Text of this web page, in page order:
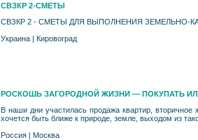
СВЗКР 2-СМЕТЫ
CВЗКР 2 - СМЕТЫ ДЛЯ ВЫПОЛНЕНИЯ ЗЕМЕЛЬНО-
Украина | Кировоград
РОСКОШЬ ЗАГОРОДНОЙ ЖИЗНИ — ПОКУПАТЬ
В наши дни участилась продажа квартир,
хочется быть ближе к природе, земле, выходом из
Россия | Москва